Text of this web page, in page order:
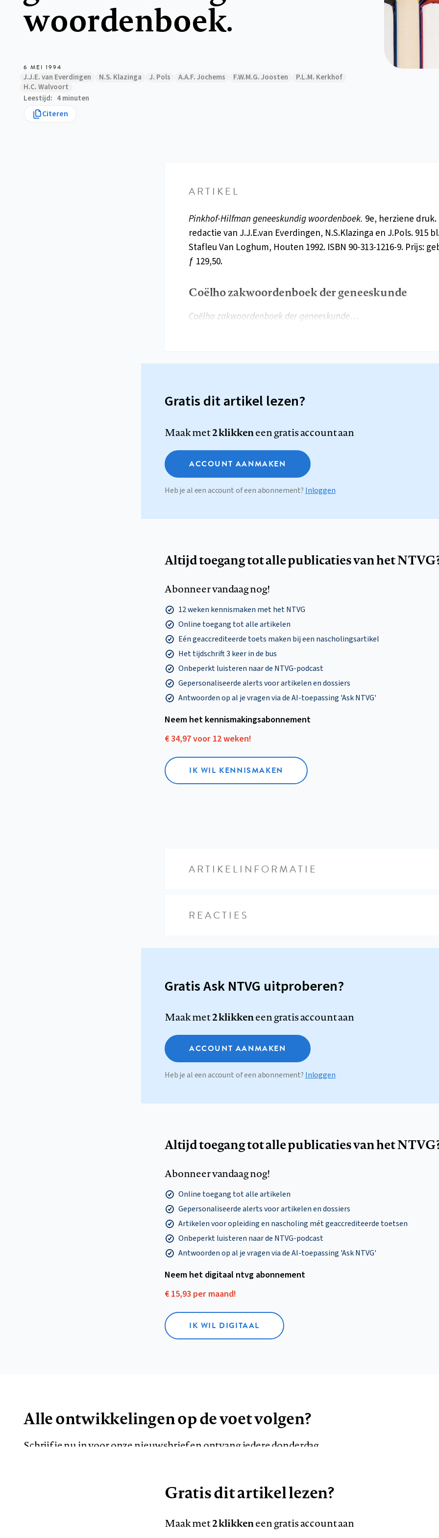
woordenboek.
6 MEI 1994
J.J.E. van Everdingen N.S. Klazinga J. Pols A.A.F. Jochems F.W.M.G. Joosten
P.L.M. Kerkhof
H.C. Walvoort
Leestijd
4 minuten
Citeren
ARTIKEL
Pinkhof-Hilfman geneeskundig woordenboek. 9e, herziene
redactie van J.J.E.van Everdingen, N.S.Klazinga en J.Pols. 915
Stafleu Van Loghum, Houten 1992. ISBN 90-313-1216-9. Prijs:
ƒ 129,50.
Coëlho zakwoordenboek der geneeskunde
Coëlho zakwoordenboek der geneeskunde…
Gratis dit artikel lezen?
Maak met2 klikkeneen gratis account aan
ACCOUNT AANMAKEN
Heb je al een account of een abonnement? Inloggen
Altijd toegang tot alle publicaties van het
Abonneer vandaag nog!
12 weken kennismaken met het NTVG
Online toegang tot alle artikelen
Eén geaccrediteerde toets maken bij een nascholingsartikel
Het tijdschrift 3 keer in de bus
Onbeperkt luisteren naar de NTVG-podcast
Gepersonaliseerde alerts voor artikelen en dossiers
Antwoorden op al je vragen via de AI-toepassing 'Ask NTVG'
Neem het kennismakings­abonnement
€ 34,97 voor 12 weken!
IK WIL KENNISMAKEN
ARTIKELINFORMATIE
REACTIES
Gratis Ask NTVG uitproberen?
Maak met2 klikkeneen gratis account aan
ACCOUNT AANMAKEN
Heb je al een account of een abonnement? Inloggen
Altijd toegang tot alle publicaties van het
Abonneer vandaag nog!
Online toegang tot alle artikelen
Gepersonaliseerde alerts voor artikelen en dossiers
Artikelen voor opleiding en nascholing mét geaccrediteerde toetsen
Onbeperkt luisteren naar de NTVG-podcast
Antwoorden op al je vragen via de AI-toepassing 'Ask NTVG'
Neem het digitaal ntvg abonnement
€ 15,93 per maand!
IK WIL DIGITAAL
Alle ontwikkelingen op de voet volgen?
Schrijf je nu in voor onze nieuwsbrief en ontvang iedere donderdag
AANMELDEN
Gratis dit artikel lezen?
Maak met2 klikkeneen gratis account aan